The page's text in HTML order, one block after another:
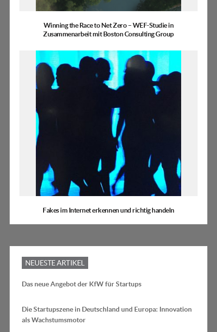
Winning the Race to Net Zero – WEF-Studie in
Zusammenarbeit mit Boston Consulting Group
Fakes im Internet erkennen und richtig handeln
NEUESTE ARTIKEL
Das neue Angebot der KfW für Startups
Die Startupszene in Deutschland und Europa: Innovation
als Wachstumsmotor